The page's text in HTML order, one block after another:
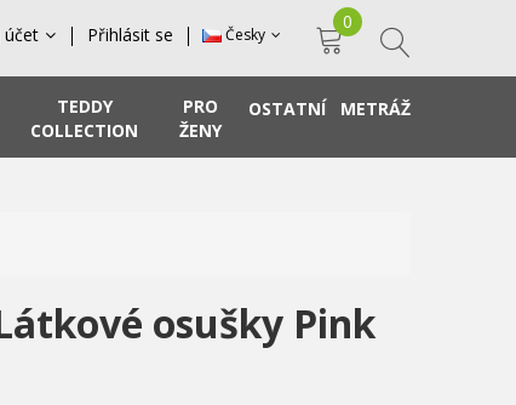
Přihlásit se Česky
0
TEDDY
COLLECTION
PRO
ŽENY
OSTATNÍ METRÁŽ
osušky Pink